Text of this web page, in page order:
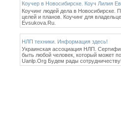
Коучер в Новосибирске. Коуч Лилия
Коучинг людей дела в Новосибирске.
целей и планов. Коучинг для
Evsukova.Ru.
НЛП техники. Информация здесь!
Украинская ассоциация НЛП.
быть любой человек, который может
Uanlp.Org Будем рады сотрудничеству!